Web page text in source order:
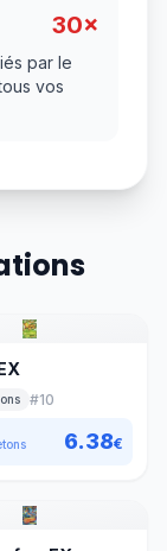
30×
par le
vos
#10
6.38€